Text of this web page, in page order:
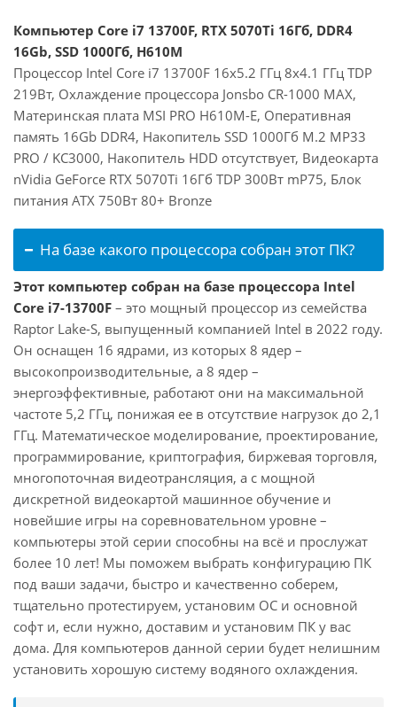
Компьютер Core i7 13700F, RTX 5070Ti 16Гб, DDR4
16Gb, SSD 1000Гб, H610M
Процессор Intel Core i7 13700F 16x5.2 ГГц 8x4.1 ГГц TDP
219Вт, Охлаждение процессора Jonsbo CR-1000 MAX,
Материнская плата MSI PRO H610M-E, Оперативная
память 16Gb DDR4, Накопитель SSD 1000Гб M.2 MP33
PRO / KC3000, Накопитель HDD отсутствует, Видеокарта
nVidia GeForce RTX 5070Ti 16Гб TDP 300Вт mP75, Блок
питания ATX 750Вт 80+ Bronze
На базе какого процессора собран этот ПК?
Этот компьютер собран на базе процессора Intel
Core i7-13700F – это мощный процессор из семейства
Raptor Lake-S, выпущенный компанией Intel в 2022 году.
Он оснащен 16 ядрами, из которых 8 ядер –
высокопроизводительные, а 8 ядер –
энергоэффективные, работают они на максимальной
частоте 5,2 ГГц, понижая ее в отсутствие нагрузок до 2,1
ГГц. Математическое моделирование, проектирование,
программирование, криптография, биржевая торговля,
многопоточная видеотрансляция, а с мощной
дискретной видеокартой машинное обучение и
новейшие игры на соревновательном уровне –
компьютеры этой серии способны на всё и прослужат
более 10 лет! Мы поможем выбрать конфигурацию ПК
под ваши задачи, быстро и качественно соберем,
тщательно протестируем, установим ОС и основной
софт и, если нужно, доставим и установим ПК у вас
дома. Для компьютеров данной серии будет нелишним
установить хорошую систему водяного охлаждения.